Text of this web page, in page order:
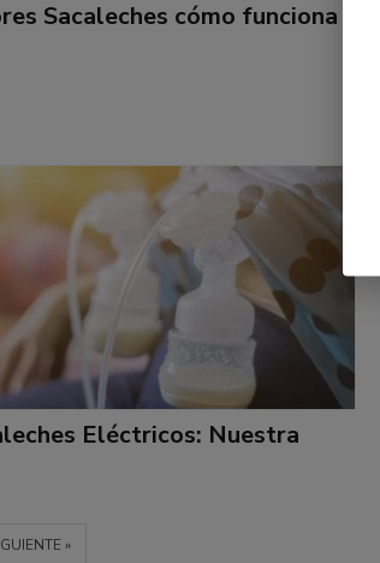
Sacaleches cómo funciona
Eléctricos: Nuestra
»